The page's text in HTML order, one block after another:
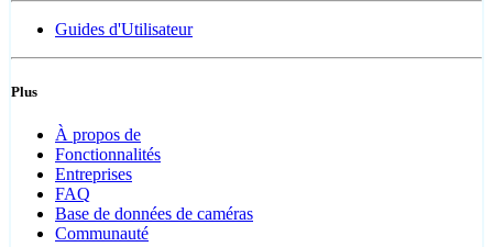
Guides d'Utilisateur
Plus
À propos de
Fonctionnalités
Entreprises
FAQ
Base de données de caméras
Communauté